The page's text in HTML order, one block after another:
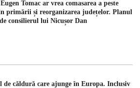
Eugen Tomac ar vrea comasarea a peste
primării și reorganizarea județelor. Planul
consilierul lui Nicușor Dan
de căldură care ajunge în Europa. Inclusiv